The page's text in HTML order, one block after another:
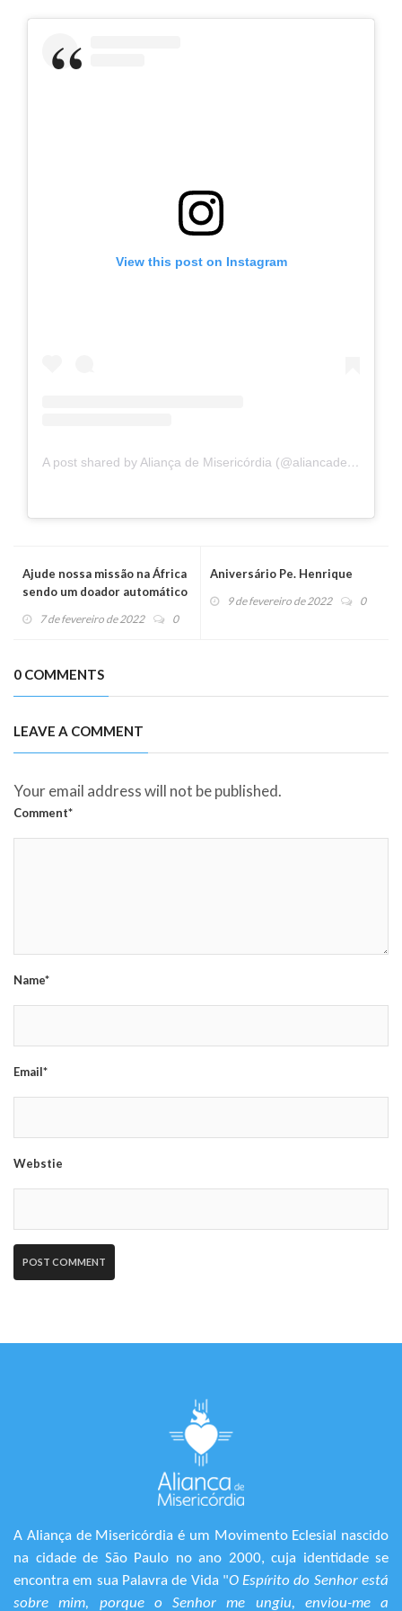
View this post on Instagram
A post shared by Aliança de Misericórdia (@aliancademisericordia)
Ajude nossa missão na África
sendo um doador automático
7 de fevereiro de 2022 0
Aniversário Pe. Henrique
9 de fevereiro de 2022 0
0 COMMENTS
LEAVE A COMMENT
Your email address will not be published.
Comment*
Name*
Email*
Webstie
A Aliança de Misericórdia é um Movimento Eclesial nascido
na cidade de São Paulo no ano 2000, cuja identidade se
encontra em sua Palavra de Vida "O Espírito do Senhor está
sobre mim, porque o Senhor me ungiu, enviou-me a